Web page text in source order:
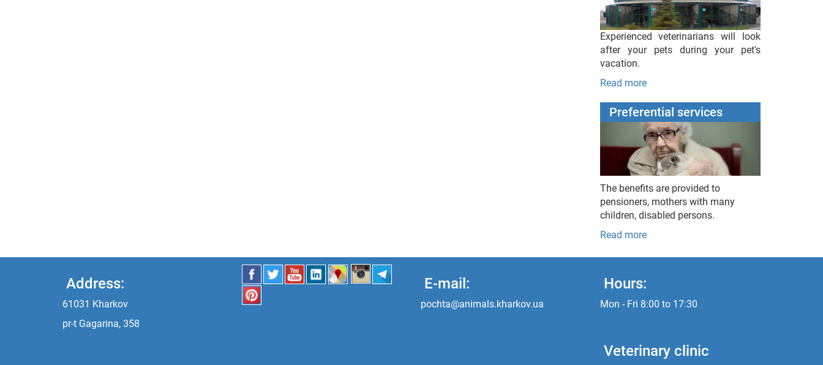
Experienced veterinarians will look
after your pets during your pet's
vacation.
Read more
Preferential services
The benefits are provided to
pensioners, mothers with many
children, disabled persons.
Read more
Address:
61031 Kharkov
pr-t Gagarina, 358
E-mail:
pochta@animals.kharkov.ua
Hours:
Mon - Fri 8:00 to 17:30
Veterinary clinic